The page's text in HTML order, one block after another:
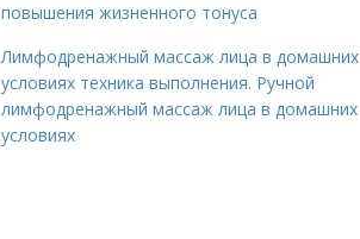
повышения жизненного тонуса
Лимфодренажный массаж лица в домашних
условиях техника выполнения. Ручной
лимфодренажный массаж лица в домашних
условиях